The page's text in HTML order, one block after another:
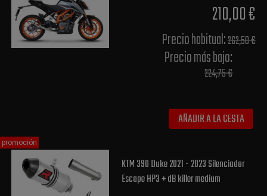
210,00 €
Precio habitual​:262,50 €
Precio más bajo​:
224,75 €
AÑADIR A LA CESTA
KTM 390 Duke 2021 - 2023 Silenciador
Escape HP3 + dB killer medium
promoción